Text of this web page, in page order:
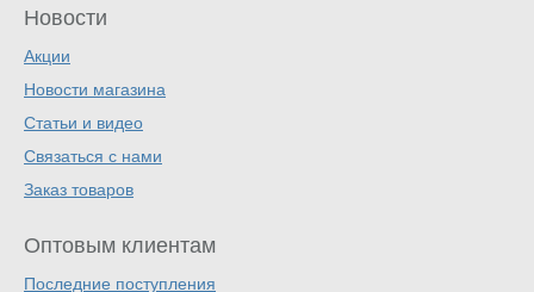
Новости
Акции
Новости магазина
Статьи и видео
Связаться с нами
Заказ товаров
Оптовым клиентам
Последние поступления